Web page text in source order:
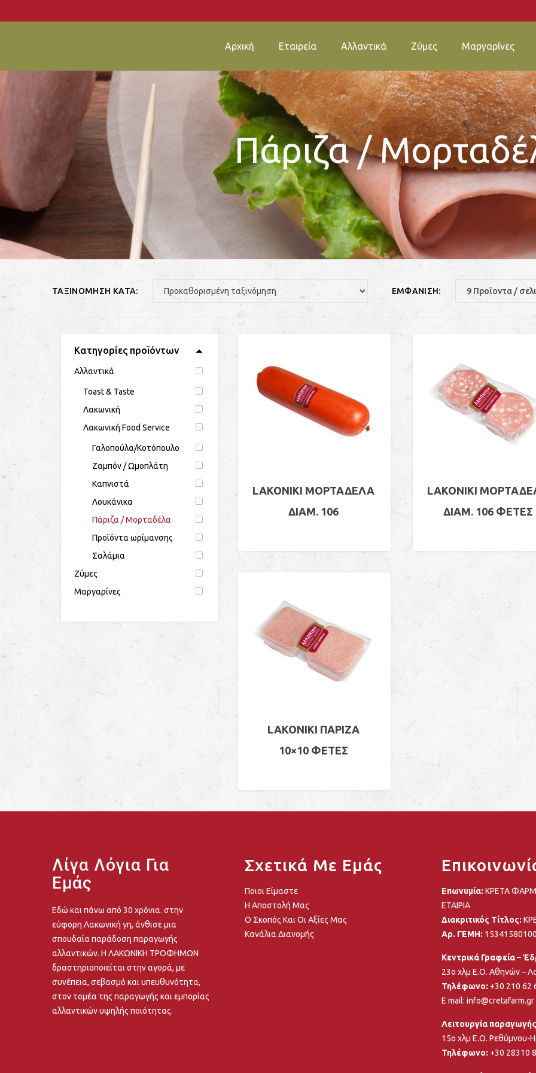
Αρχική Εταιρεία
Η Αποστολή Μας
Σκοπός – Αξίες
Κανάλια Διανομής
Αλλαντικά
Λακωνική
Λακωνική Food Service
Toast & Taste
Ζύμες
Ζύμες Familias
Bella
Μαργαρίνες
Bella
Πάριζα /
ΤΑΞΙΝΟΜΗΣΗ ΚΑΤΑ: ΕΜΦΑΝΙΣΗ:
Κατηγορίες προϊόντων
Αλλαντικά
Toast & Taste
Λακωνική
Λακωνική Food Service
Γαλοπούλα/Kοτόπουλο
Ζαµπόν / Ωµοπλάτη
Καπνιστά
Λουκάνικα
Πάριζα / Μορταδέλα
Προϊόντα ωρίµανσης
Σαλάµια
Ζύμες
Μαργαρίνες
LAKONIKI ΜΟΡΤΑΔΕΛΑ
ΔΙΑΜ. 106
LAKONIKI
ΔΙΑΜ. 106 ΦΕΤΕΣ
LAKONIKI ΠΑΡΙΖΑ
10×10 ΦΕΤΕΣ
Λίγα Λόγια Για
Εμάς
Εδώ και πάνω από 30 χρόνια. στην
εύφορη Λακωνική γη, άνθισε μια
σπουδαία παράδοση παραγωγής
αλλαντικών. Η ΛΑΚΩΝΙΚΗ ΤΡΟΦΗΜΩΝ
δραστηριοποιείται στην αγορά, με
συνέπεια, σεβασμό και υπευθυνότητα,
στον τομέα της παραγωγής και εμπορίας
αλλαντικών υψηλής ποιότητας.
Σχετικά Με Εμάς
Ποιοι Είμαστε
Η Αποστολή Μας
Ο Σκοπός Και Οι Αξίες Μας
Κανάλια Διανομής
Επωνυμία: ΚΡΕΤΑ
ΕΤΑΙΡΙΑ
Διακριτικός Τίτλος:
Αρ. ΓΕΜΗ:
Κεντρικά Γραφεία –
23ο χλμ Ε.Ο. Αθηνών –
Τηλέφωνο: +30 210 62
E mail: info@cretafarm.gr
Λειτουργία
15ο χλμ Ε.Ο. Ρεθύμνου-
Τηλέφωνο: +30 28310